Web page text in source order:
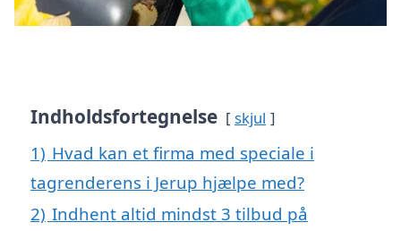
Indholdsfortegnelse skjul
1) Hvad kan et firma med speciale i
tagrenderens i Jerup hjælpe med?
2) Indhent altid mindst 3 tilbud på